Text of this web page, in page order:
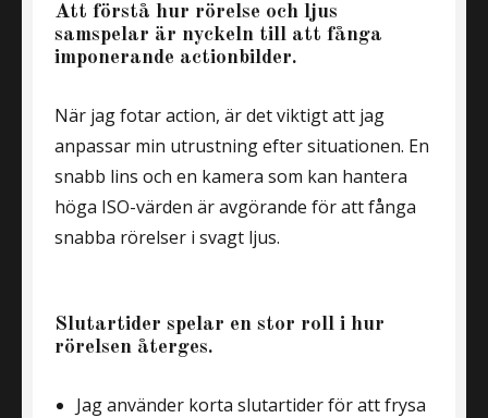
Att förstå hur rörelse och ljus
samspelar är nyckeln till att fånga
imponerande actionbilder.
När jag fotar action, är det viktigt att jag
anpassar min utrustning efter situationen. En
snabb lins och en kamera som kan hantera
höga ISO-värden är avgörande för att fånga
snabba rörelser i svagt ljus.
Slutartider spelar en stor roll i hur
rörelsen återges.
Jag använder korta slutartider för att frysa